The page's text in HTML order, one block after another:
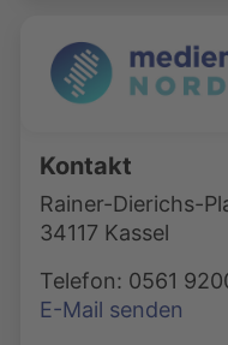
Kontakt
Rainer-Dierichs-
34117 Kassel
Telefon: 0561
E-Mail senden